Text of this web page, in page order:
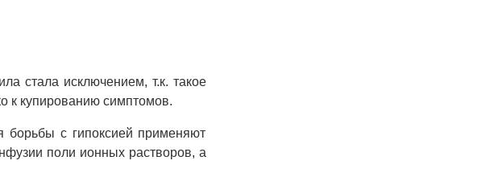
стала исключением, т.к. такое
к купированию симптомов.
с гипоксией применяют
поли ионных растворов, а